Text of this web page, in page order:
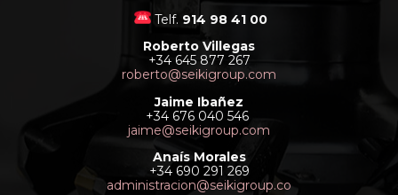
Telf. 914 98 41 00
Roberto Villegas
+34 645 877 267
roberto@seikigroup.com
Jaime Ibañez
+34 676 040 546
jaime@seikigroup.com
Anaís Morales
+34 690 291 269
administracion@seikigroup.co